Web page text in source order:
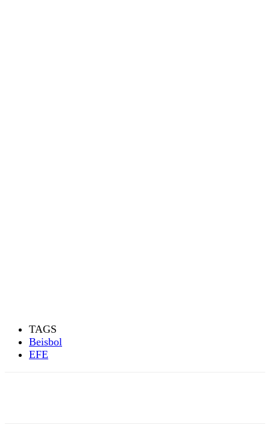
TAGS
Beisbol
EFE